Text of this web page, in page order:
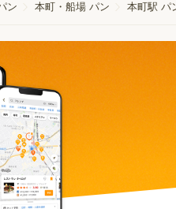
ン 本町・船場 パン 本町駅 パ